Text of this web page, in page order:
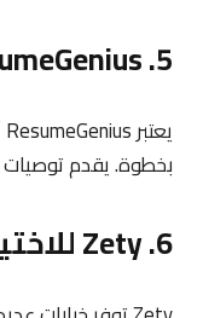
5. ResumeGenius لإنشاء سيرة ذاتية بخطوات بسيطة
بخطوة. يقدم توصيات
6. Zety للاختيار من بين عدة نماذج وخطوات التحرير